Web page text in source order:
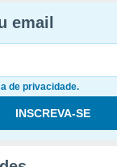
email
de privacidade.